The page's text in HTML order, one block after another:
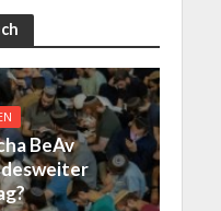
BeAv